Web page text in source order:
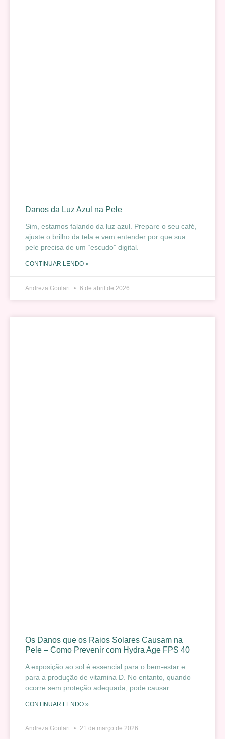
Danos da Luz Azul na Pele
Sim, estamos falando da luz azul. Prepare o seu café,
ajuste o brilho da tela e vem entender por que sua
pele precisa de um “escudo” digital.
CONTINUAR LENDO »
Andreza Goulart 6 de abril de 2026
Os Danos que os Raios Solares Causam na
Pele – Como Prevenir com Hydra Age FPS 40
A exposição ao sol é essencial para o bem-estar e
para a produção de vitamina D. No entanto, quando
ocorre sem proteção adequada, pode causar
CONTINUAR LENDO »
Andreza Goulart 21 de março de 2026